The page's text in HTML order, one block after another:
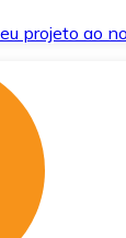
projeto ao